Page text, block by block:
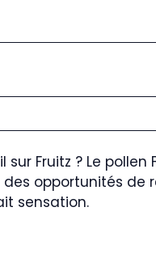
sur Fruitz ? Le
opportunités de
sensation.